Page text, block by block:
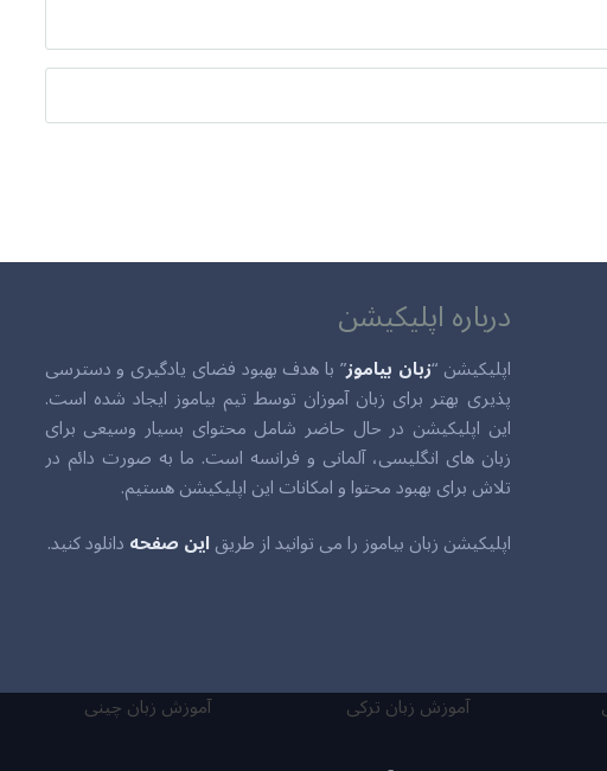
درباره اپلیکیشن
اپلیکیشن “زبان بیاموز” با هدف بهبود فضای یادگیری و دسترسی
پذیری بهتر برای زبان آموزان توسط تیم بیاموز ایجاد شده است.
این اپلیکیشن در حال حاضر شامل محتوای بسیار وسیعی برای
زبان های انگلیسی، آلمانی و فرانسه است. ما به صورت دائم در
تلاش برای بهبود محتوا و امکانات این اپلیکیشن هستیم.
اپلیکیشن زبان بیاموز را می توانید از طریقاین صفحهدانلود کنید.
آموزش زبان ترکی
آموزش زبان چینی